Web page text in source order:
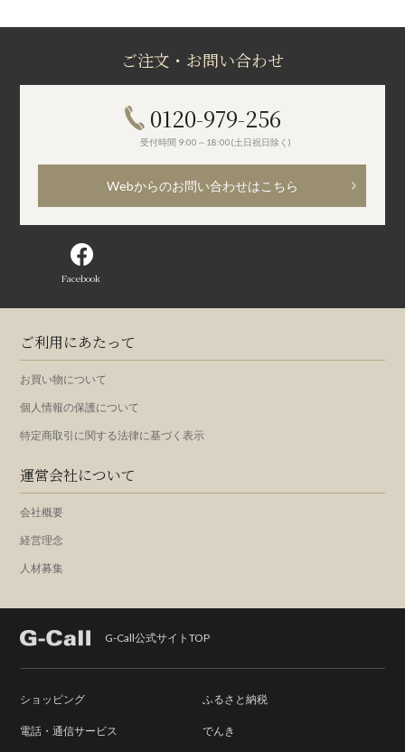
ご注文・お問い合わせ
0120-979-256
受付時間 9:00～18:00(土日祝日除く)
Webからのお問い合わせはこちら
Facebook
ご利用にあたって
お買い物について
個人情報の保護について
特定商取引に関する法律に基づく表示
運営会社について
会社概要
経営理念
人材募集
G-Call公式サイトTOP
ショッピング ふるさと納税
電話・通信サービス でんき